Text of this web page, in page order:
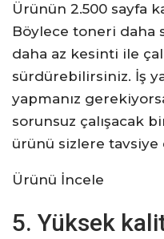
Ürünün 2.500 sayfa
Böylece toneri daha
daha az kesinti ile
sürdürebilirsiniz. İş
yapmanız
sorunsuz çalışacak
ürünü sizlere tavsiye
Ürünü İncele
5. Yüksek